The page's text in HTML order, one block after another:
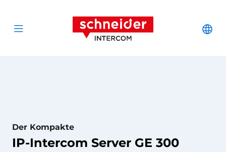
Open menu
Schneider
Der Kompakte
IP-Intercom Server GE 300